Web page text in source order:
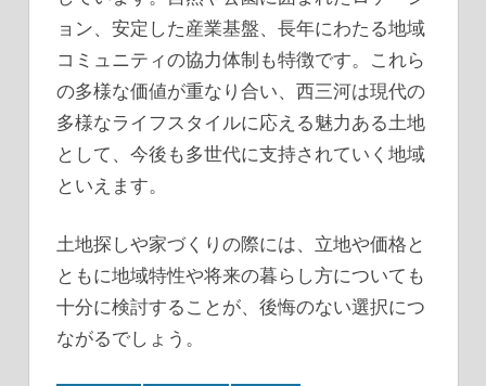
ョン、安定した産業基盤、長年にわたる地域
コミュニティの協力体制も特徴です。これら
の多様な価値が重なり合い、西三河は現代の
多様なライフスタイルに応える魅力ある土地
として、今後も多世代に支持されていく地域
といえます。
土地探しや家づくりの際には、立地や価格と
ともに地域特性や将来の暮らし方についても
十分に検討することが、後悔のない選択につ
ながるでしょう。